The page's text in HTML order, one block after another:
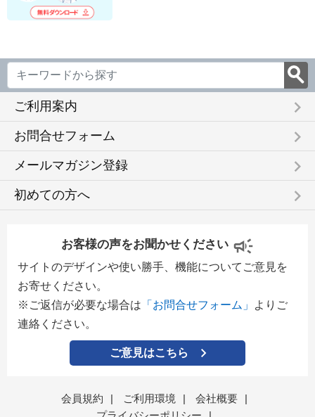
ご利用案内 keyboard_arrow_right
お問合せフォーム keyboard_arrow_right
メールマガジン登録 keyboard_arrow_right
初めての方へ keyboard_arrow_right
お客様の声をお聞かせください
サイトのデザインや使い勝手、機能についてご意見を
お寄せください。
※ご返信が必要な場合は 「お問合せフォーム」
よりご
連絡ください。
ご意見はこちら
会員規約 | ご利用環境 | 会社概要
|